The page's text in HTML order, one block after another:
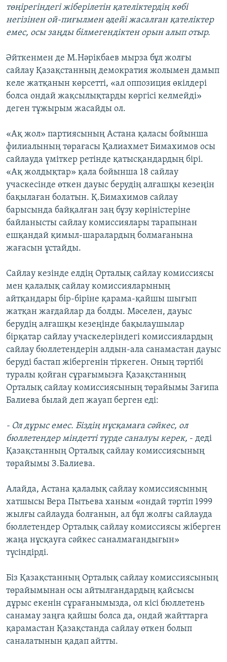
төңірегіндегі жіберілетін қателіктердің көбі
негізінен ой-пиғылмен әдейі жасалған қателіктер
емес, осы заңды білмегендіктен орын алып отыр.
Әйткенмен де М.Нәрікбаев мырза бұл жолғы
сайлау Қазақстанның демократия жолымен дамып
келе жатқанын көрсетті, «ал оппозиция өкілдері
болса ондай жақсылықтарды көргісі келмейді»
деген тұжырым жасайды ол.
«Ақ жол» партиясының Астана қаласы бойынша
филиалының төрағасы Қалиахмет Бимахимов осы
сайлауда үміткер ретінде қатысқандардың бірі.
«Ақ жолдықтар» қала бойынша 18 сайлау
учаскесінде өткен дауыс берудің алғашқы кезеңін
бақылаған болатын. Қ.Бимахимов сайлау
барысында байқалған заң бұзу көріністеріне
байланысты сайлау комиссиялары тарапынан
ешқандай қимыл-шаралардың болмағанына
жағасын ұстайды.
Сайлау кезінде елдің Орталық сайлау комиссиясы
мен қалалық сайлау комиссияларының
айтқандары бір-біріне қарама-қайшы шығып
жатқан жағдайлар да болды. Мәселен, дауыс
берудің алғашқы кезеңінде бақылаушылар
бірқатар сайлау учаскелеріндегі комиссиялардың
сайлау бюллетендерін алдын-ала санамастан дауыс
беруді бастап жібергенін тіркеген. Оның тәртібі
туралы қойған сұрағымызға Қазақстанның
Орталық сайлау комиссиясының төрайымы Зағипа
Балиева былай деп жауап берген еді:
- Ол дұрыс емес. Біздің нұсқамаға сәйкес, ол
бюллетендер міндетті түрде саналуы керек, - деді
Қазақстанның Орталық сайлау комиссиясының
төрайымы З.Балиева.
Алайда, Астана қалалық сайлау комиссиясының
хатшысы Вера Пытьева ханым «ондай тәртіп 1999
жылғы сайлауда болғанын, ал бұл жолғы сайлауда
бюллетендер Орталық сайлау комиссиясы жіберген
жаңа нұсқауға сәйкес саналмағандығын»
түсіндірді.
Біз Қазақстанның Орталық сайлау комиссиясының
төрайымынан осы айтылғандардың қайсысы
дұрыс екенін сұрағанымызда, ол кісі бюллетень
санамау заңға қайшы болса да, ондай жайттарға
қарамастан Қазақстанда сайлау өткен болып
саналатынын қадап айтты.